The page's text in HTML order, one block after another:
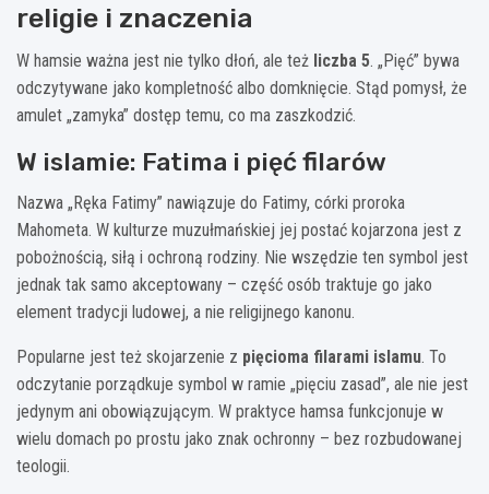
religie i znaczenia
W hamsie ważna jest nie tylko dłoń, ale też liczba 5. „Pięć” bywa
odczytywane jako kompletność albo domknięcie. Stąd pomysł, że
amulet „zamyka” dostęp temu, co ma zaszkodzić.
W islamie: Fatima i pięć filarów
Nazwa „Ręka Fatimy” nawiązuje do Fatimy, córki proroka
Mahometa. W kulturze muzułmańskiej jej postać kojarzona jest z
pobożnością, siłą i ochroną rodziny. Nie wszędzie ten symbol jest
jednak tak samo akceptowany – część osób traktuje go jako
element tradycji ludowej, a nie religijnego kanonu.
Popularne jest też skojarzenie z pięcioma filarami islamu. To
odczytanie porządkuje symbol w ramie „pięciu zasad”, ale nie jest
jedynym ani obowiązującym. W praktyce hamsa funkcjonuje w
wielu domach po prostu jako znak ochronny – bez rozbudowanej
teologii.